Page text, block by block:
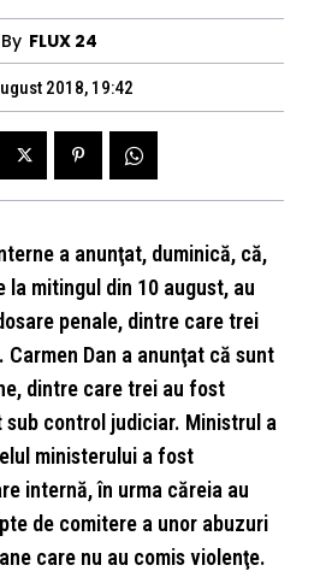
By FLUX 24
2018, 19:42
a anunţat, duminică, că,
la mitingul din 10 august, au
penale, dintre care trei
Dan a anunţat că sunt
dintre care trei au fost
control judiciar. Ministrul a
ministerului a fost
internă, în urma căreia au
de comitere a unor abuzuri
care nu au comis violenţe.